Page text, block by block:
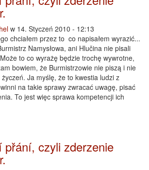
w 14. Styczeń 2010 - 12:13
chciałem przez to co napisałem wyrazić...
Namysłowa, ani Hlučina nie pisali
to co wyrażę będzie trochę wywrotne,
bowiem, że Burmistrzowie nie piszą i nie
Ja myślę, że to kwestia ludzi z
na takie sprawy zwracać uwagę, pisać
To jest więc sprawa kompetencji ich
přání, czyli zderzenie